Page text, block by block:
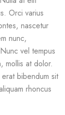
Orci varius
nascetur
nunc,
vel tempus
mollis at dolor.
bibendum sit
rhoncus